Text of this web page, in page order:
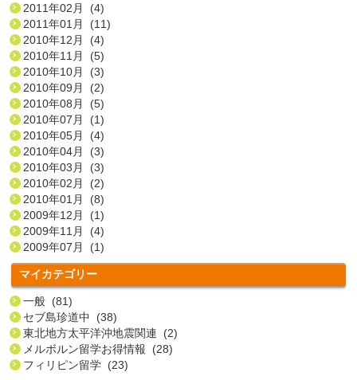
2011年02月 (4)
2011年01月 (11)
2010年12月 (4)
2010年11月 (5)
2010年10月 (3)
2010年09月 (2)
2010年08月 (5)
2010年07月 (1)
2010年05月 (4)
2010年04月 (3)
2010年03月 (3)
2010年02月 (2)
2010年01月 (8)
2009年12月 (1)
2009年11月 (4)
2009年07月 (1)
マイカテゴリー
一般 (81)
セブ島珍道中 (38)
東北地方太平洋沖地震関連 (2)
メルボルン留学お得情報 (28)
フィリピン留学 (23)